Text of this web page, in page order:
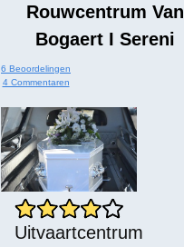
Rouwcentrum Van
Bogaert I Sereni
6 Beoordelingen
4 Commentaren
Uitvaartcentrum